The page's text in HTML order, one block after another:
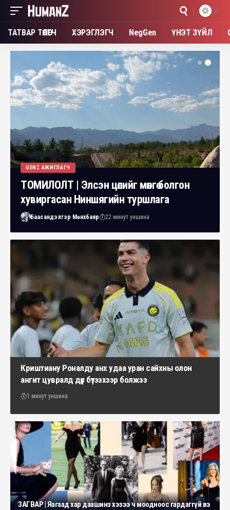
ТАТВАР ТӨЛӨГЧ ХЭРЭГЛЭГЧ NegGen ҮНЭТ ЗҮЙЛ
GENZ АЖИГЛАГЧ
ТОМИЛОЛТ | Элсэн цөлийг мөнгө болгон
хувиргасан Ниншягийн туршлага
Баасандэлгэр Мөнхбаяр 22 минут уншина
Криштиану Роналду анх удаа уран сайхны олон
ангит цувралд дүр бүтээхээр болжээ
1 минут уншина
ЗАГВАР | Яагаад хар даашинз хэзээ ч моодноос гардаггүй вэ